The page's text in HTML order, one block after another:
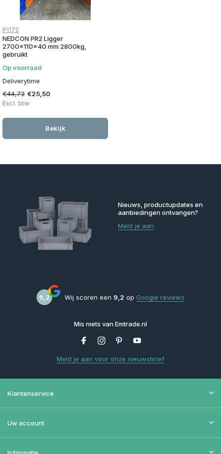
P1172
NEDCON PR2 Ligger
2700x110x40 mm 2800kg,
gebruikt
Op voorraad
Deliverytime
€44,73 €25,50
Excl. btw
Bekijk
Nieuws, productupdates en
aanbiedingen ontvangen?
Meld je aan
9,2 Wij scoren een 9,2 op Google reviews
Mis niets van Emtrade.nl
Meld je aan voor onze nieuwsbrief
Klantenservice
Uw account